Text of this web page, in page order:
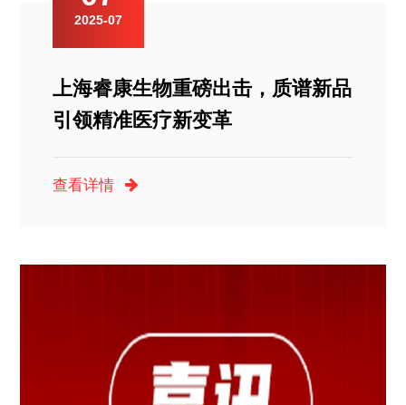
2025-07
上海睿康生物重磅出击，质谱新品
引领精准医疗新变革
查看详情